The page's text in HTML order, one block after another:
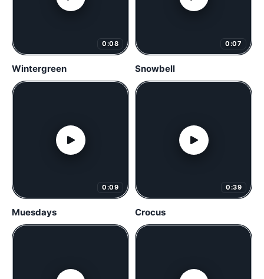
0:08
Wintergreen
0:07
Snowbell
0:09
Muesdays
0:39
Crocus